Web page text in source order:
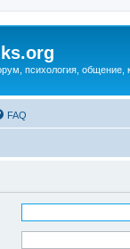
психология, общение,
FAQ